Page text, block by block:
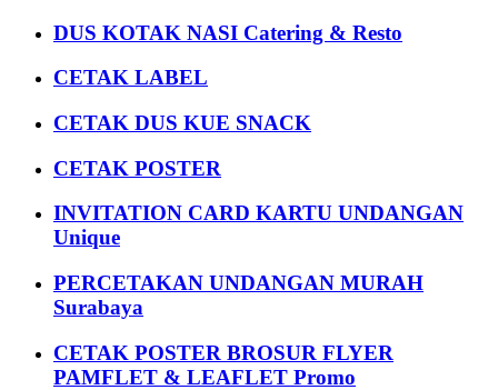
DUS KOTAK NASI Catering & Resto
CETAK LABEL
CETAK DUS KUE SNACK
CETAK POSTER
INVITATION CARD KARTU UNDANGAN
Unique
PERCETAKAN UNDANGAN MURAH
Surabaya
CETAK POSTER BROSUR FLYER
PAMFLET & LEAFLET Promo